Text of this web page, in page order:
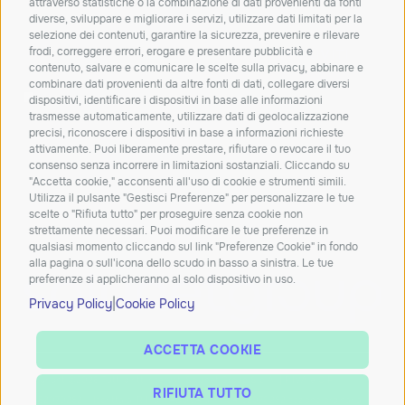
diverse, sviluppare e migliorare i servizi, utilizzare dati limitati per la
selezione dei contenuti, garantire la sicurezza, prevenire e rilevare
frodi, correggere errori, erogare e presentare pubblicità e
contenuto, salvare e comunicare le scelte sulla privacy, abbinare e
combinare dati provenienti da altre fonti di dati, collegare diversi
dispositivi, identificare i dispositivi in base alle informazioni
trasmesse automaticamente, utilizzare dati di geolocalizzazione
precisi, riconoscere i dispositivi in base a informazioni richieste
attivamente. Puoi liberamente prestare, rifiutare o revocare il tuo
consenso senza incorrere in limitazioni sostanziali. Cliccando su
"Accetta cookie," acconsenti all'uso di cookie e strumenti simili.
Utilizza il pulsante "Gestisci Preferenze" per personalizzare le tue
scelte o "Rifiuta tutto" per proseguire senza cookie non
strettamente necessari. Puoi modificare le tue preferenze in
qualsiasi momento cliccando sul link "Preferenze Cookie" in fondo
alla pagina o sull'icona dello scudo in basso a sinistra. Le tue
preferenze si applicheranno al solo dispositivo in uso.
Privacy Policy Cookie Policy
ACCETTA COOKIE
RIFIUTA TUTTO
approfondimenti dal mondo IT.
Dichiaro di aver letto e accetto laprivacy policy
ISCRIVITI
Carta dei serviziQualità dei serviziConciliaWeb
Trasparenza tariffariaTrasparenza tecnica
Azienda beneficiaria del contributo nell’ambito del PR FESR
2021-2027
Copyright ©2026 Tutti diritti riservati Solunet Group S.p.A. | P.IVA e C.F.
04152070282 – Iscritta al R.I. di PADOVA al n° 04152070282 sezione ordinaria,